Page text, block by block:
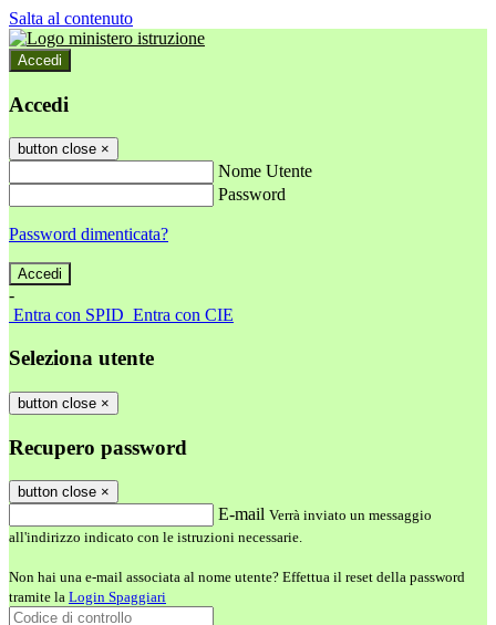
Salta al contenuto
Accedi
Accedi
button close ×
Nome Utente
Password
Password dimenticata?
-
Entra con SPID Entra con CIE
Seleziona utente
button close ×
Recupero password
button close ×
E-mail Verrà inviato un messaggio
all'indirizzo indicato con le istruzioni necessarie.
Non hai una e-mail associata al nome utente? Effettua il reset della password
tramite la Login Spaggiari